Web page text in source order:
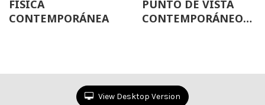
FÍSICA
CONTEMPORÁNEA
PUNTO DE VISTA
CONTEMPORÁNEO
View Desktop Version